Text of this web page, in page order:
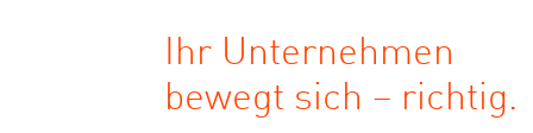
Ihr Unternehmen
bewegt sich – richtig.